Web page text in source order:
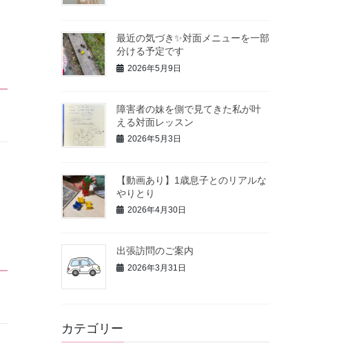
最近の気づき✨対面メニューを一部
分ける予定です
2026年5月9日
障害者の妹を側で見てきた私が叶
える対面レッスン
2026年5月3日
【動画あり】1歳息子とのリアルな
やりとり
2026年4月30日
出張訪問のご案内
2026年3月31日
カテゴリー